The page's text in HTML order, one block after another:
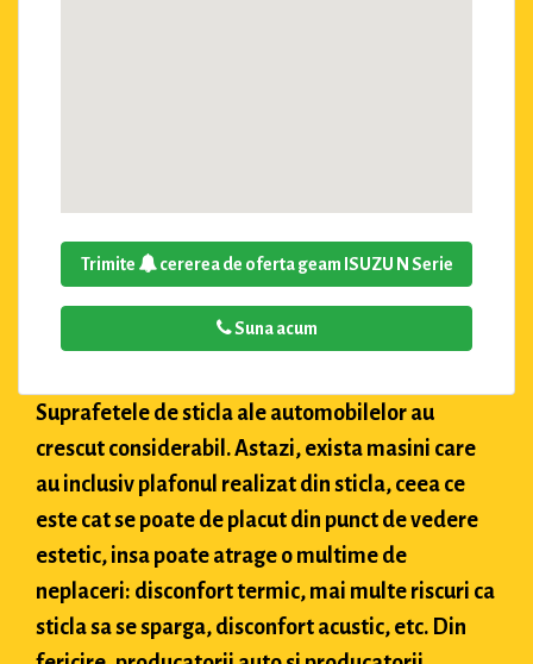
Trimite cererea de oferta geam ISUZU N Serie
Suna acum
Suprafetele de sticla ale automobilelor au
crescut considerabil. Astazi, exista masini care
au inclusiv plafonul realizat din sticla, ceea ce
este cat se poate de placut din punct de vedere
estetic, insa poate atrage o multime de
neplaceri: disconfort termic, mai multe riscuri ca
sticla sa se sparga, disconfort acustic, etc. Din